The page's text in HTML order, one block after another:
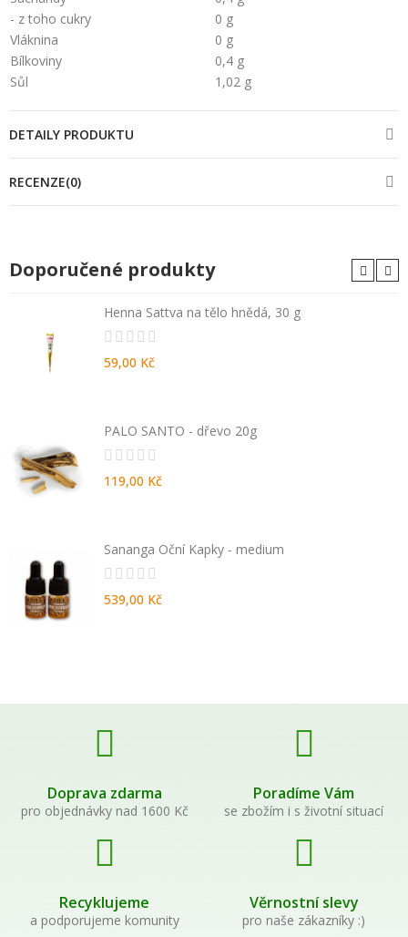
- z toho cukry
0 g
Vláknina
0 g
Bílkoviny
0,4 g
Sůl
1,02 g
DETAILY PRODUKTU
RECENZE(0)
Doporučené produkty
Henna Sattva na tělo hnědá, 30 g
59,00 Kč
PALO SANTO - dřevo 20g
119,00 Kč
Sananga Oční Kapky - medium
539,00 Kč
Doprava zdarma
pro objednávky nad 1600 Kč
Poradíme Vám
se zbožím i s životní situací
Recyklujeme
a podporujeme komunity
Věrnostní slevy
pro naše zákazníky :)